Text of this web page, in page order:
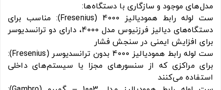
مدل‌های موجود و سازگاری با دستگاه‌ها:
ست لوله رابط همودیالیز 4000 (Fresenius): مناسب برای
دستگاه‌های دیالیز فرزنیوس مدل 4000، دارای دو ترانسدیوسر
برای افزایش ایمنی در سنجش فشار
ست لوله رابط همودیالیز 4000 بدون ترانسدیوسر (Fresenius):
برای مراکزی که از سنسورهای مجزا یا سیستم‌های داخلی
استفاده می‌کنند